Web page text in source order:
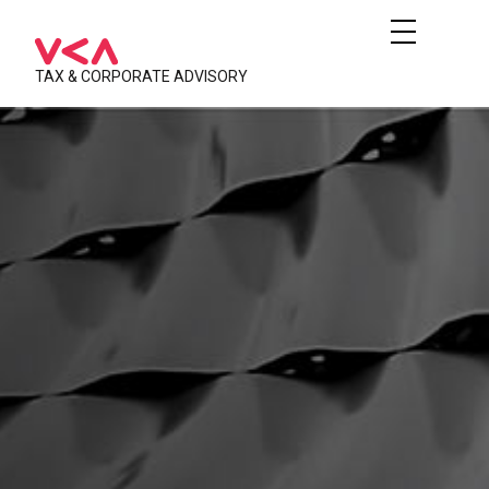
TAX & CORPORATE ADVISORY